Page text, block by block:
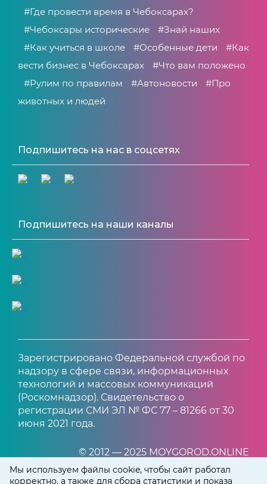
Мы используем файлы cookie, чтобы сайт работал
корректно, а также для сбора статистики и показа
#Где провести время в Чебоксарах?
#Чебоксары исторические
#Знай наших
#Как учиться в школе
#Особенные дети
#Как
вести бизнес в Чебоксарах
#Что вам положено
#Рулим по правилам
#Автоновости
#Про
животных и людей
Подпишитесь на нас в соцсетях
Подпишитесь на наши каналы
Зарегистрировано Федеральной службой по
надзору в сфере связи, информационных
технологий и массовых коммуникаций
(Роскомнадзор). Свидетельство о
регистрации СМИ ЭЛ № ФС 77 – 81266 от 30
июня 2021 года.
© 2012 — 2025 MOYGOROD.ONLINE